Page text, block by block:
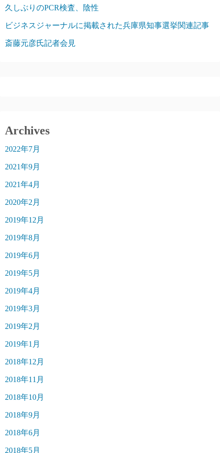
久しぶりのPCR検査、陰性
ビジネスジャーナルに掲載された兵庫県知事選挙関連記事
斎藤元彦氏記者会見
Archives
2022年7月
2021年9月
2021年4月
2020年2月
2019年12月
2019年8月
2019年6月
2019年5月
2019年4月
2019年3月
2019年2月
2019年1月
2018年12月
2018年11月
2018年10月
2018年9月
2018年6月
2018年5月